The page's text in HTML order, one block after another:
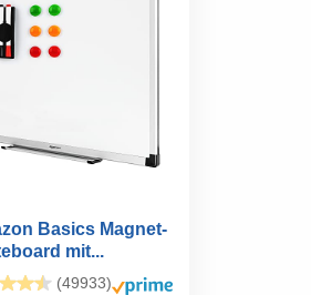
Basics Magnet-
mit...
(49933)